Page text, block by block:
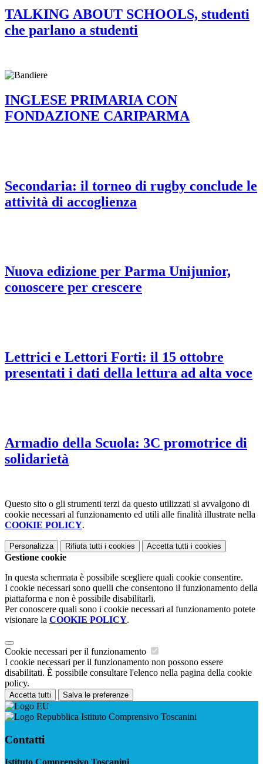
TALKING ABOUT SCHOOLS, studenti
che parlano a studenti
INGLESE PRIMARIA CON
FONDAZIONE CARIPARMA
Secondaria: il torneo di rugby conclude le
attività di accoglienza
Nuova edizione per Parma Unijunior,
conoscere per crescere
Lettrici e Lettori Forti: il 15 ottobre
presentati i dati della lettura ad alta voce
Armadio della Scuola: 3C promotrice di
solidarietà
Questo sito o gli strumenti terzi da questo utilizzati si avvalgono di
cookie necessari al funzionamento ed utili alle finalità illustrate nella
COOKIE POLICY.
Personalizza Rifiuta tutti i cookies Accetta tutti i cookies
Gestione cookie
In questa schermata è possibile scegliere quali cookie consentire.
I cookie necessari sono quelli che consentono il funzionamento della
piattaforma e non è possibile disabilitarli.
Per conoscere quali sono i cookie necessari al funzionamento potete
visionare la COOKIE POLICY.
Cookie necessari per il funzionamento
I cookie necessari per il funzionamento non possono essere
disabilitati. È possibile consultare l'elenco nella pagina della cookie
policy.
Accetta tutti Salva le preferenze
Istituto Comprensivo Toscanini
Contatti